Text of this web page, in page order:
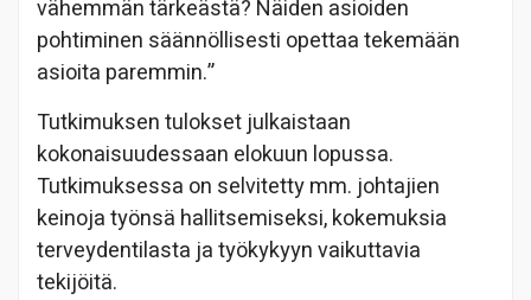
vähemmän tärkeästä? Näiden asioiden
pohtiminen säännöllisesti opettaa tekemään
asioita paremmin.”
Tutkimuksen tulokset julkaistaan
kokonaisuudessaan elokuun lopussa.
Tutkimuksessa on selvitetty mm. johtajien
keinoja työnsä hallitsemiseksi, kokemuksia
terveydentilasta ja työkykyyn vaikuttavia
tekijöitä.